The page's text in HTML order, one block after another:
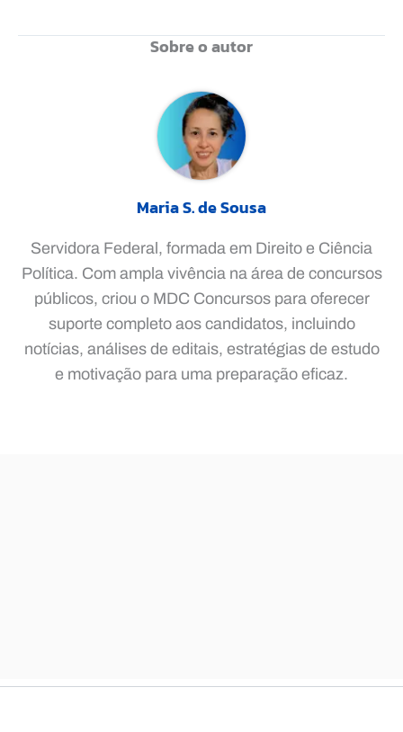
Sobre o autor
Maria S. de Sousa
Servidora Federal, formada em Direito e Ciência
Política. Com ampla vivência na área de concursos
públicos, criou o MDC Concursos para oferecer
suporte completo aos candidatos, incluindo
notícias, análises de editais, estratégias de estudo
e motivação para uma preparação eficaz.